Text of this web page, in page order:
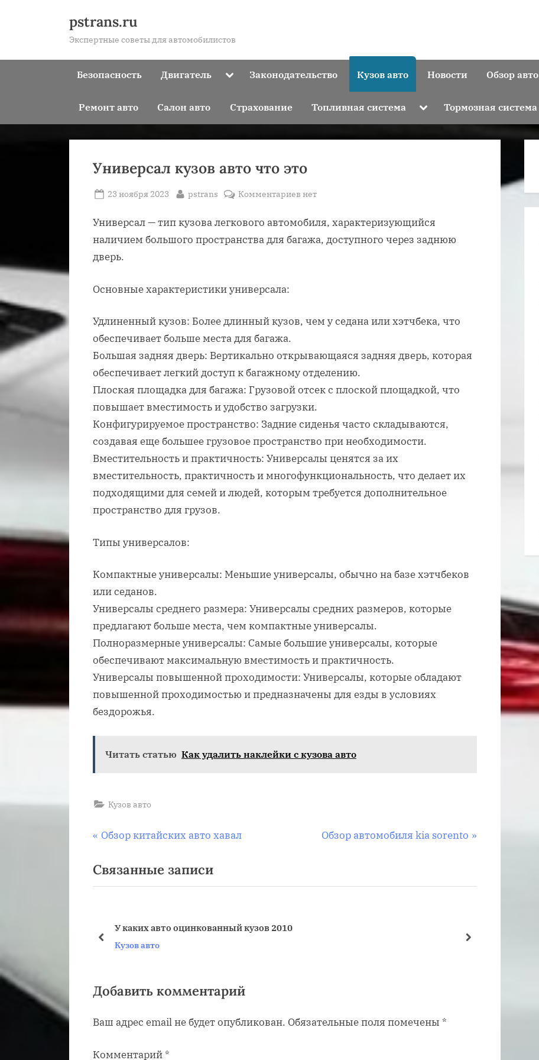
pstrans.ru
Экспертные советы для автомобилистов
Безопасность Двигатель ToggleЗаконодательство Кузов авто Новости Обзор авто
Ремонт авто Салон авто Страхование Топливная система Toggle
menu
Тормозная система
Универсал кузов авто что это
Posted
23 ноября 2023 By
pstrans Комментариев к
Универсал
кузов
нет
Универсал — тип кузова легкового автомобиля, характеризующийся
наличием большого пространства для багажа, доступного через заднюю
дверь.
Основные характеристики универсала:
Удлиненный кузов: Более длинный кузов, чем у седана или хэтчбека, что
обеспечивает больше места для багажа.
Большая задняя дверь: Вертикально открывающаяся задняя дверь, которая
обеспечивает легкий доступ к багажному отделению.
Плоская площадка для багажа: Грузовой отсек с плоской площадкой, что
повышает вместимость и удобство загрузки.
Конфигурируемое пространство: Задние сиденья часто складываются,
создавая еще большее грузовое пространство при необходимости.
Вместительность и практичность: Универсалы ценятся за их
вместительность, практичность и многофункциональность, что делает их
подходящими для семей и людей, которым требуется дополнительное
пространство для грузов.
Типы универсалов:
Компактные универсалы: Меньшие универсалы, обычно на базе хэтчбеков
или седанов.
Универсалы среднего размера: Универсалы средних размеров, которые
предлагают больше места, чем компактные универсалы.
Полноразмерные универсалы: Самые большие универсалы, которые
обеспечивают максимальную вместимость и практичность.
Универсалы повышенной проходимости: Универсалы, которые обладают
повышенной проходимостью и предназначены для езды в условиях
бездорожья.
Читать статью Как удалить наклейки с кузова авто
Кузов авто
Навигация
по
записям
П
е
д
у
я
а
и
Обзор китайских авто хавал
С
д
п
Обзор автомобиля kia sorento
Связанные записи
У каких авто оцинкованный кузов 2010
Кузов авто
пред далее
Добавить комментарий
Ваш адрес email не будет опубликован. Обязательные поля помечены *
Комментарий*